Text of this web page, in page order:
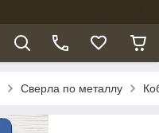
Сверла по металлу